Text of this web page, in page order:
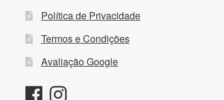
Política de Privacidade
Termos e Condições
Avaliação Google